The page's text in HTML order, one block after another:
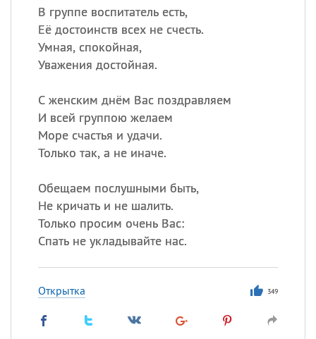
В группе воспитатель есть,
Её достоинств всех не счесть.
Умная, спокойная,
Уважения достойная.
С женским днём Вас поздравляем
И всей группою желаем
Море счастья и удачи.
Только так, а не иначе.
Обещаем послушными быть,
Не кричать и не шалить.
Только просим очень Вас:
Спать не укладывайте нас.
Открытка 349